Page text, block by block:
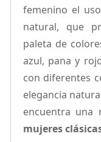
femenino el
natural, que
paleta de
azul, pana y
con diferentes
elegancia
encuentra una
mujeres